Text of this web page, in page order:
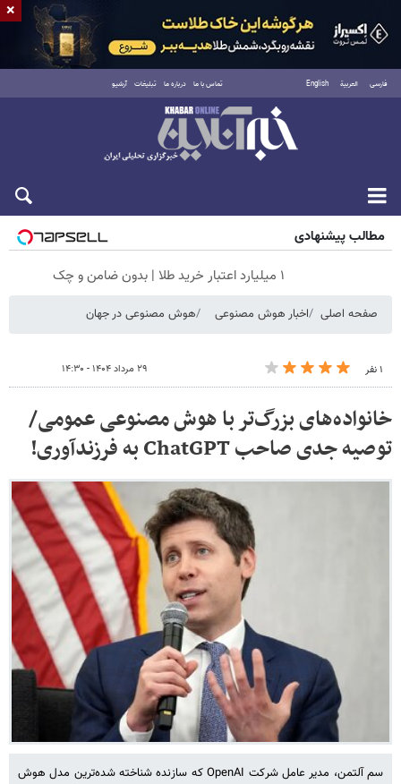
فارسی العربية English تماس با ما درباره ما تبلیغات آرشیو
شنبه ۱۷ مرداد ۱۴۰۵
مطالب پیشنهادی
۱ میلیارد اعتبار خرید طلا | بدون ضامن و چک
صفحه اصلی اخبار هوش مصنوعی هوش مصنوعی در جهان
۱ نفر ۲۹ مرداد ۱۴۰۴ - ۱۴:۳۰
خانواده‌های بزرگ‌تر با هوش مصنوعی عمومی/
توصیه جدی صاحب ChatGPT به فرزندآوری!
سم آلتمن، مدیر عامل شرکت OpenAI که سازنده شناخته شده‌ترین مدل هوش
×